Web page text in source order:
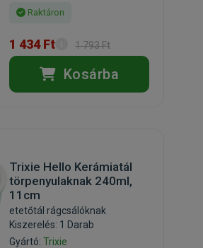
Raktáron
1 434 Ft 1 793 Ft
Kosárba
Trixie Hello Kerámiatál
törpenyulaknak 240ml,
11cm
etetőtál rágcsálóknak
Kiszerelés: 1 Darab
Gyártó: Trixie